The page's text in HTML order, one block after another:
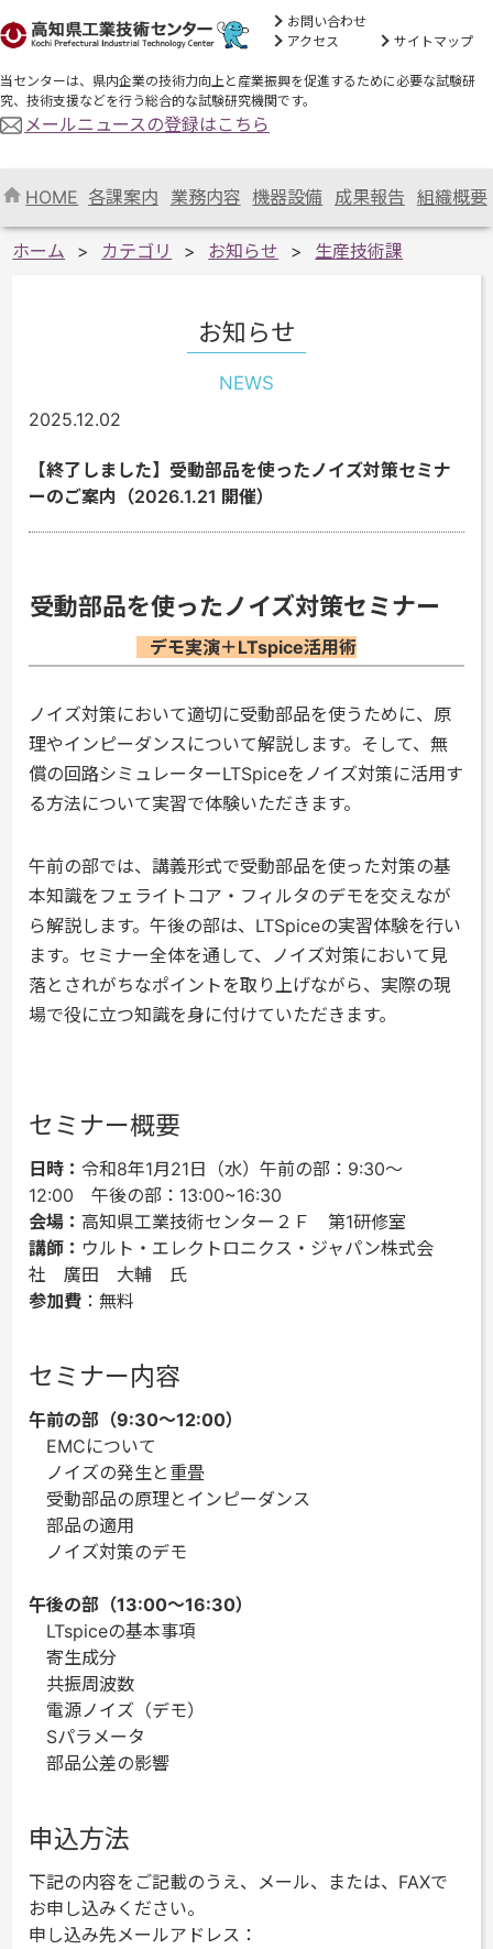
お問い合わせ
アクセス
サイトマップ
当センターは、県内企業の技術力向上と産業振興を促進するために必要な試験研
究、技術支援などを行う総合的な試験研究機関です。
メールニュースの登録はこちら
HOME 各課案内 業務内容 機器設備 成果報告 組織概要
ホーム カテゴリ お知らせ 生産技術課
お知らせ
NEWS
2025.12.02
【終了しました】受動部品を使ったノイズ対策セミナ
ーのご案内（2026.1.21 開催）
受動部品を使ったノイズ対策セミナー
デモ実演＋LTspice活用術
ノイズ対策において適切に受動部品を使うために、原
理やインピーダンスについて解説します。そして、無
償の回路シミュレーターLTSpiceをノイズ対策に活用す
る方法について実習で体験いただきます。
午前の部では、講義形式で受動部品を使った対策の基
本知識をフェライトコア・フィルタのデモを交えなが
ら解説します。午後の部は、LTSpiceの実習体験を行い
ます。セミナー全体を通して、ノイズ対策において見
落とされがちなポイントを取り上げながら、実際の現
場で役に立つ知識を身に付けていただきます。
セミナー概要
日時：令和8年1月21日（水）午前の部：9:30～
12:00 午後の部：13:00~16:30
会場：高知県工業技術センター２Ｆ 第1研修室
講師： ウルト・エレクトロニクス・ジャパン株式会
社 廣田 大輔 氏
参加費 ：無料
セミナー内容
午前の部（9:30～12:00）
EMCについて
ノイズの発生と重畳
受動部品の原理とインピーダンス
部品の適用
ノイズ対策のデモ
午後の部（13:00～16:30）
LTspiceの基本事項
寄生成分
共振周波数
電源ノイズ（デモ）
Sパラメータ
部品公差の影響
申込方法
下記の内容をご記載のうえ、メール、または、FAXで
お申し込みください。
申し込み先メールアドレス：